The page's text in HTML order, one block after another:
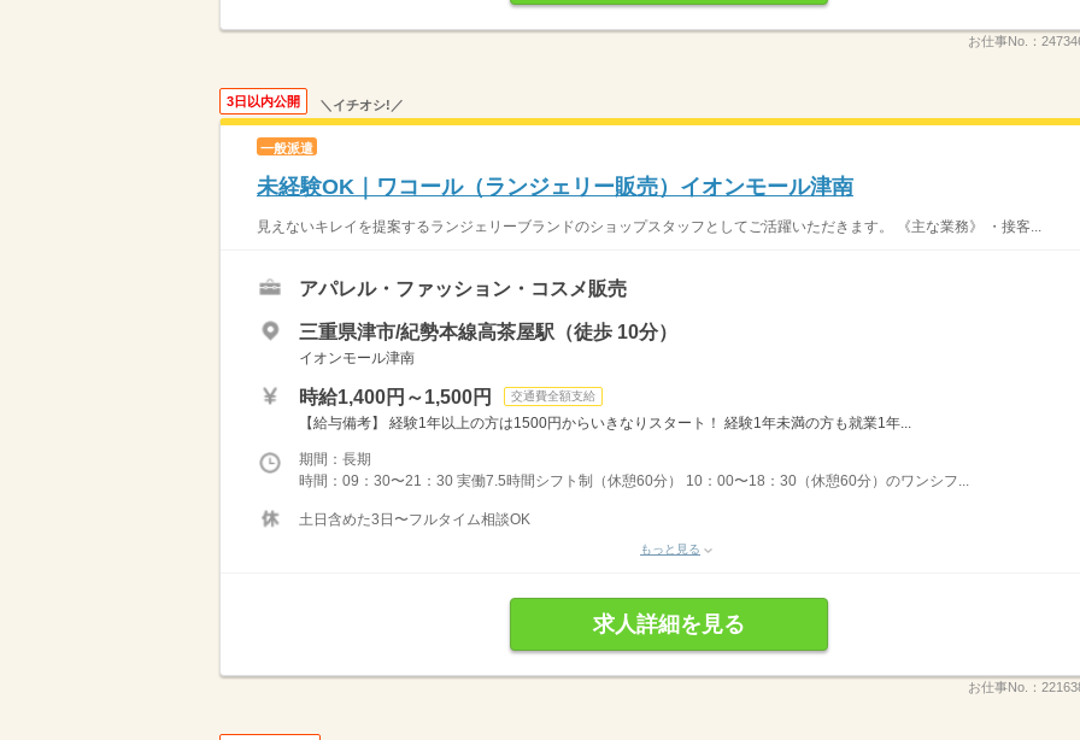
お仕事No.：
3日以内公開 ＼イチオシ!／
一般派遣
未経験OK｜ワコール（ランジェリー販売）イオンモール津南
見えないキレイを提案するランジェリーブランドのショップスタッフとしてご活躍いただきます。 《主な業務》 ・接客...
アパレル・ファッション・コスメ販売
三重県津市/紀勢本線高茶屋駅（徒歩 10分）
イオンモール津南
時給1,400円～1,500円 交通費全額支給
【給与備考】 経験1年以上の方は1500円からいきなりスタート！ 経験1年未満の方も就業1年...
期間：長期
時間：09：30〜21：30 実働7.5時間シフト制（休憩60分） 10：00〜18：30（休憩60分）のワンシフ...
土日含めた3日〜フルタイム相談OK
もっと見る
求人詳細を見る
お仕事No.：